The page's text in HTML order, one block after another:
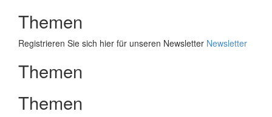
Themen
Registrieren Sie sich hier für unseren Newsletter Newsletter
Themen
Themen